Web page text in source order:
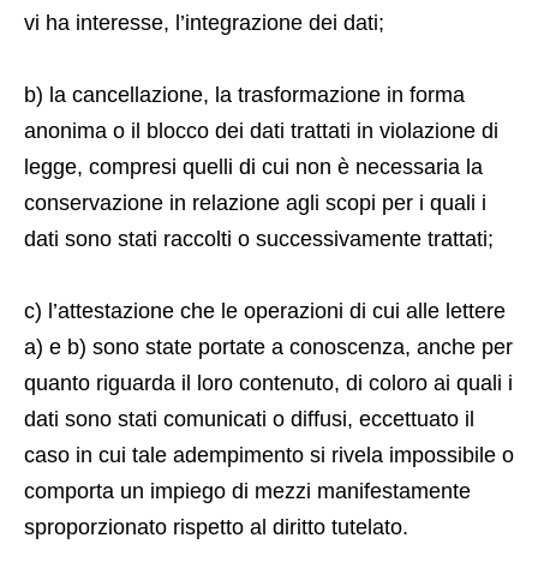
vi ha interesse, l’integrazione dei dati;
b) la cancellazione, la trasformazione in forma
anonima o il blocco dei dati trattati in violazione di
legge, compresi quelli di cui non è necessaria la
conservazione in relazione agli scopi per i quali i
dati sono stati raccolti o successivamente trattati;
c) l’attestazione che le operazioni di cui alle lettere
a) e b) sono state portate a conoscenza, anche per
quanto riguarda il loro contenuto, di coloro ai quali i
dati sono stati comunicati o diffusi, eccettuato il
caso in cui tale adempimento si rivela impossibile o
comporta un impiego di mezzi manifestamente
sproporzionato rispetto al diritto tutelato.